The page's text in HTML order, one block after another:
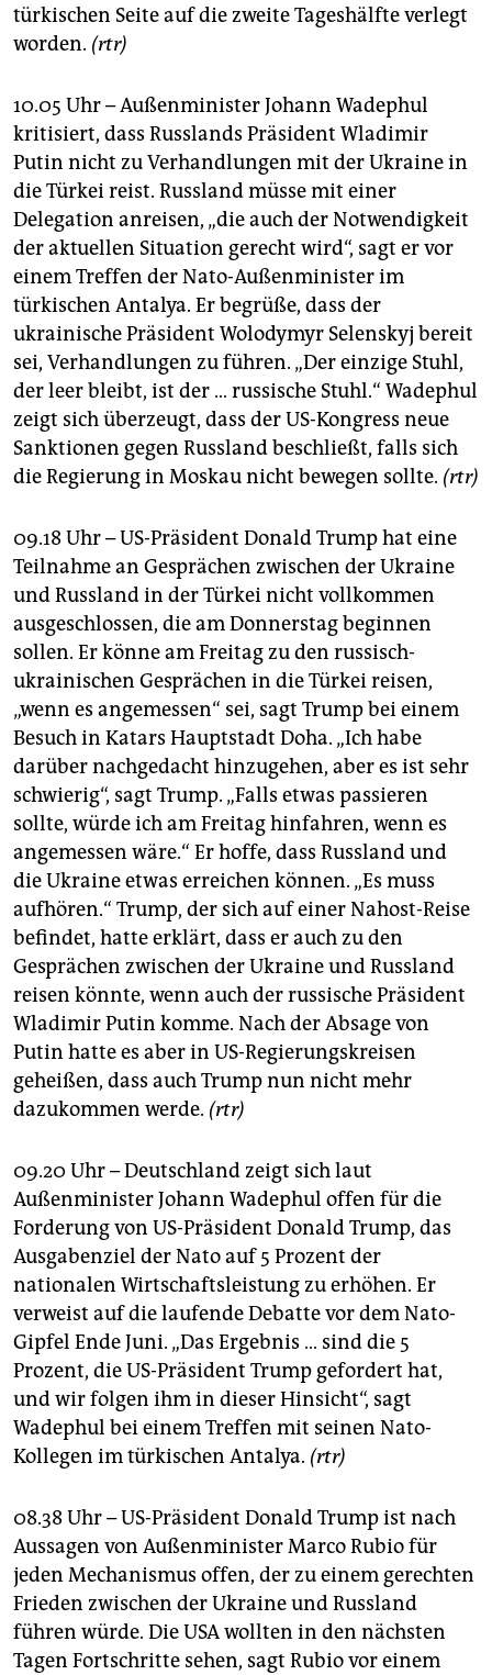
türkischen Seite auf die zweite Tageshälfte verlegt
worden. (rtr)
10.05 Uhr – Außenminister Johann Wadephul
kritisiert, dass Russlands Präsident Wladimir
Putin nicht zu Verhandlungen mit der Ukraine in
die Türkei reist. Russland müsse mit einer
Delegation anreisen, „die auch der Notwendigkeit
der aktuellen Situation gerecht wird“, sagt er vor
einem Treffen der Nato-Außenminister im
türkischen Antalya. Er begrüße, dass der
ukrainische Präsident Wolodymyr Selenskyj bereit
sei, Verhandlungen zu führen. „Der einzige Stuhl,
der leer bleibt, ist der … russische Stuhl.“ Wadephul
zeigt sich überzeugt, dass der US-Kongress neue
Sanktionen gegen Russland beschließt, falls sich
die Regierung in Moskau nicht bewegen sollte. (rtr)
09.18 Uhr – US-Präsident Donald Trump hat eine
Teilnahme an Gesprächen zwischen der Ukraine
und Russland in der Türkei nicht vollkommen
ausgeschlossen, die am Donnerstag beginnen
sollen. Er könne am Freitag zu den russisch-
ukrainischen Gesprächen in die Türkei reisen,
„wenn es angemessen“ sei, sagt Trump bei einem
Besuch in Katars Hauptstadt Doha. „Ich habe
darüber nachgedacht hinzugehen, aber es ist sehr
schwierig“, sagt Trump. „Falls etwas passieren
sollte, würde ich am Freitag hinfahren, wenn es
angemessen wäre.“ Er hoffe, dass Russland und
die Ukraine etwas erreichen können. „Es muss
aufhören.“ Trump, der sich auf einer Nahost-Reise
befindet, hatte erklärt, dass er auch zu den
Gesprächen zwischen der Ukraine und Russland
reisen könnte, wenn auch der russische Präsident
Wladimir Putin komme. Nach der Absage von
Putin hatte es aber in US-Regierungskreisen
geheißen, dass auch Trump nun nicht mehr
dazukommen werde. (rtr)
09.20 Uhr – Deutschland zeigt sich laut
Außenminister Johann Wadephul offen für die
Forderung von US-Präsident Donald Trump, das
Ausgabenziel der Nato auf 5 Prozent der
nationalen Wirtschaftsleistung zu erhöhen. Er
verweist auf die laufende Debatte vor dem Nato-
Gipfel Ende Juni. „Das Ergebnis … sind die 5
Prozent, die US-Präsident Trump gefordert hat,
und wir folgen ihm in dieser Hinsicht“, sagt
Wadephul bei einem Treffen mit seinen Nato-
Kollegen im türkischen Antalya. (rtr)
08.38 Uhr – US-Präsident Donald Trump ist nach
Aussagen von Außenminister Marco Rubio für
jeden Mechanismus offen, der zu einem gerechten
Frieden zwischen der Ukraine und Russland
führen würde. Die USA wollten in den nächsten
Tagen Fortschritte sehen, sagt Rubio vor einem